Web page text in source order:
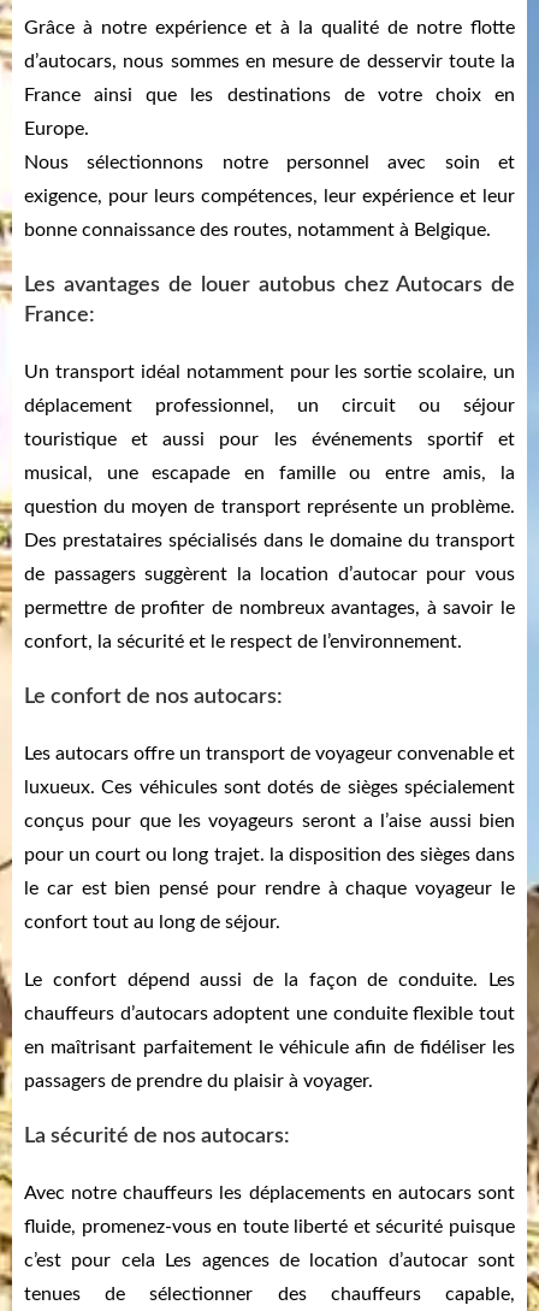
Grâce à notre expérience et à la qualité de notre flotte
d’autocars, nous sommes en mesure de desservir toute la
France ainsi que les destinations de votre choix en
Europe.
Nous sélectionnons notre personnel avec soin et
exigence, pour leurs compétences, leur expérience et leur
bonne connaissance des routes, notamment à Belgique.
Les avantages de louer autobus chez Autocars de
France:
Un transport idéal notamment pour les sortie scolaire, un
déplacement professionnel, un circuit ou séjour
touristique et aussi pour les événements sportif et
musical, une escapade en famille ou entre amis, la
question du moyen de transport représente un problème.
Des prestataires spécialisés dans le domaine du transport
de passagers suggèrent la location d’autocar pour vous
permettre de profiter de nombreux avantages, à savoir le
confort, la sécurité et le respect de l’environnement.
Le confort de nos autocars:
Les autocars offre un transport de voyageur convenable et
luxueux. Ces véhicules sont dotés de sièges spécialement
conçus pour que les voyageurs seront a l’aise aussi bien
pour un court ou long trajet. la disposition des sièges dans
le car est bien pensé pour rendre à chaque voyageur le
confort tout au long de séjour.
Le confort dépend aussi de la façon de conduite. Les
chauffeurs d’autocars adoptent une conduite flexible tout
en maîtrisant parfaitement le véhicule afin de fidéliser les
passagers de prendre du plaisir à voyager.
La sécurité de nos autocars:
Avec notre chauffeurs les déplacements en autocars sont
fluide, promenez-vous en toute liberté et sécurité puisque
c’est pour cela Les agences de location d’autocar sont
tenues de sélectionner des chauffeurs capable,